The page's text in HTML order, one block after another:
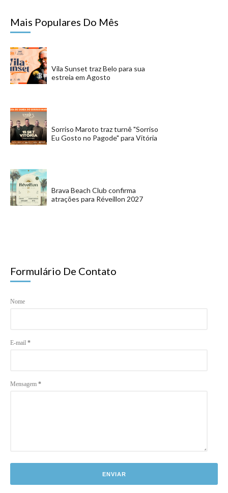
Mais Populares Do Mês
Vila Sunset traz Belo para sua
estreia em Agosto
Sorriso Maroto traz turnê "Sorriso
Eu Gosto no Pagode" para Vitória
Brava Beach Club confirma
atrações para Réveillon 2027
Formulário De Contato
Nome
E-mail *
Mensagem *